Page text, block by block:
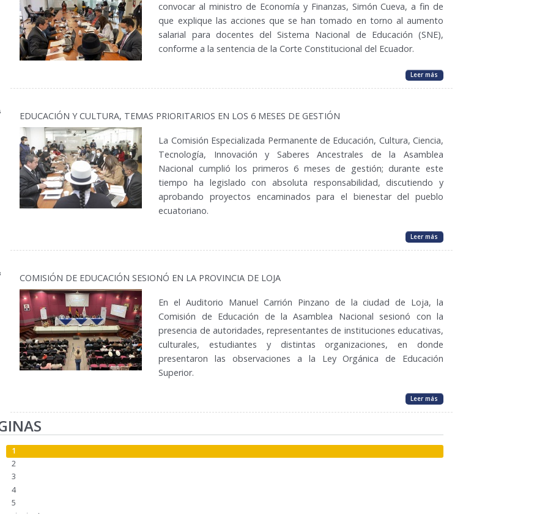
convocar al ministro de Economía y Finanzas, Simón Cueva, a fin de
que explique las acciones que se han tomado en torno al aumento
salarial para docentes del Sistema Nacional de Educación (SNE),
conforme a la sentencia de la Corte Constitucional del Ecuador.
Leer más
EDUCACIÓN Y CULTURA, TEMAS PRIORITARIOS EN LOS 6 MESES DE GESTIÓN
La Comisión Especializada Permanente de Educación, Cultura, Ciencia,
Tecnología, Innovación y Saberes Ancestrales de la Asamblea
Nacional cumplió los primeros 6 meses de gestión; durante este
tiempo ha legislado con absoluta responsabilidad, discutiendo y
aprobando proyectos encaminados para el bienestar del pueblo
ecuatoriano.
Leer más
COMISIÓN DE EDUCACIÓN SESIONÓ EN LA PROVINCIA DE LOJA
En el Auditorio Manuel Carrión Pinzano de la ciudad de Loja, la
Comisión de Educación de la Asamblea Nacional sesionó con la
presencia de autoridades, representantes de instituciones educativas,
culturales, estudiantes y distintas organizaciones, en donde
presentaron las observaciones a la Ley Orgánica de Educación
Superior.
Leer más
1
2
3
4
5